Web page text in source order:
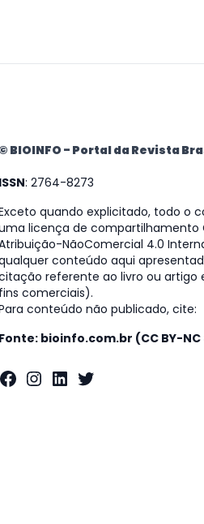
© BIOINFO - Portal da Revista
ISSN: 2764-8273
quando explicitado, todo o
licença de compartilhamento
NãoComercial 4.0
conteúdo aqui
referente ao livro ou artigo
fins comerciais).
conteúdo não publicado, cite:
Fonte: bioinfo.com.br (CC BY-NC
Facebook
Instagram
LinkedIn
Twitter